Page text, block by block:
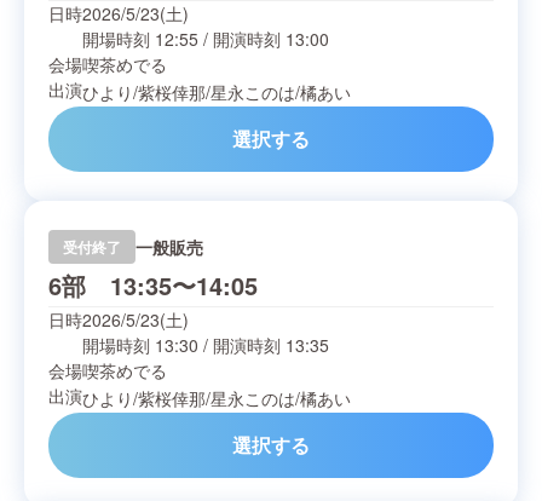
日時2026/5/23(土)
開場時刻 12:55 / 開演時刻 13:00
会場喫茶めでる
出演ひより/紫桜倖那/星永このは/橘あい
選択する
受付終了 一般販売
6部 13:35〜14:05
日時2026/5/23(土)
開場時刻 13:30 / 開演時刻 13:35
会場喫茶めでる
出演ひより/紫桜倖那/星永このは/橘あい
選択する